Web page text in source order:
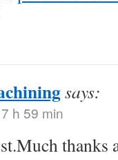
says:
h 59 min
thanks